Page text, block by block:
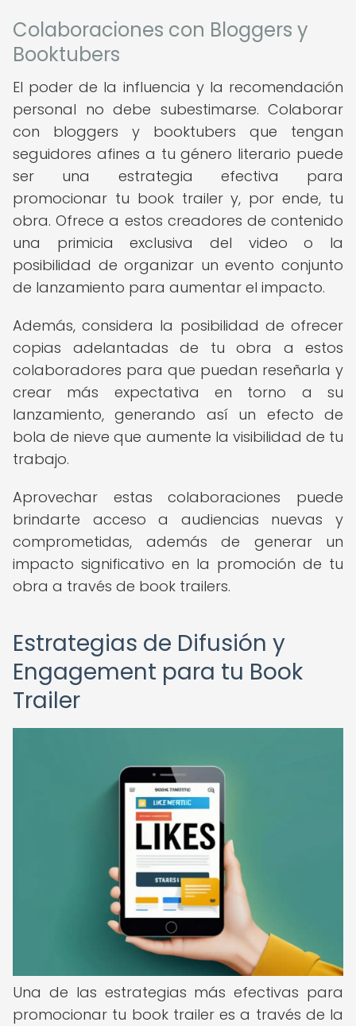
Colaboraciones con Bloggers y
Booktubers
El poder de la influencia y la recomendación
personal no debe subestimarse. Colaborar
con bloggers y booktubers que tengan
seguidores afines a tu género literario puede
ser una estrategia efectiva para
promocionar tu book trailer y, por ende, tu
obra. Ofrece a estos creadores de contenido
una primicia exclusiva del video o la
posibilidad de organizar un evento conjunto
de lanzamiento para aumentar el impacto.
Además, considera la posibilidad de ofrecer
copias adelantadas de tu obra a estos
colaboradores para que puedan reseñarla y
crear más expectativa en torno a su
lanzamiento, generando así un efecto de
bola de nieve que aumente la visibilidad de tu
trabajo.
Aprovechar estas colaboraciones puede
brindarte acceso a audiencias nuevas y
comprometidas, además de generar un
impacto significativo en la promoción de tu
obra a través de book trailers.
Estrategias de Difusión y
Engagement para tu Book
Trailer
Una de las estrategias más efectivas para
promocionar tu book trailer es a través de la